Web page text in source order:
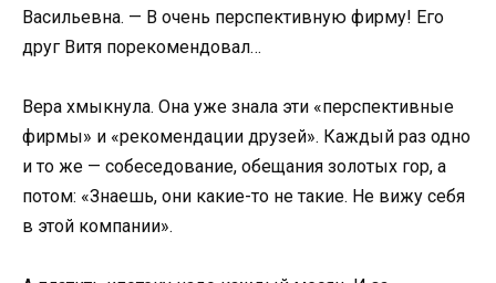
Васильевна. — В очень перспективную фирму! Его
друг Витя порекомендовал…
Вера хмыкнула. Она уже знала эти «перспективные
фирмы» и «рекомендации друзей». Каждый раз одно
и то же — собеседование, обещания золотых гор, а
потом: «Знаешь, они какие-то не такие. Не вижу себя
в этой компании».